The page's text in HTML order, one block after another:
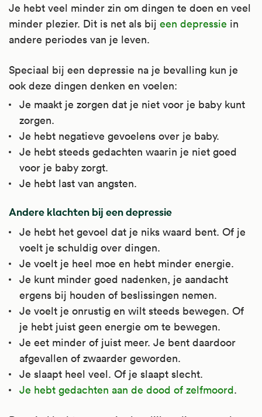
Je hebt veel minder zin om dingen te doen en veel
minder plezier. Dit is net als bij een depressie in
andere periodes van je leven.
Speciaal bij een depressie na je bevalling kun je
ook deze dingen denken en voelen:
Je maakt je zorgen dat je niet voor je baby kunt
zorgen.
Je hebt negatieve gevoelens over je baby.
Je hebt steeds gedachten waarin je niet goed
voor je baby zorgt.
Je hebt last van angsten.
Andere klachten bij een depressie
Je hebt het gevoel dat je niks waard bent. Of je
voelt je schuldig over dingen.
Je voelt je heel moe en hebt minder energie.
Je kunt minder goed nadenken, je aandacht
ergens bij houden of beslissingen nemen.
Je voelt je onrustig en wilt steeds bewegen. Of
je hebt juist geen energie om te bewegen.
Je eet minder of juist meer. Je bent daardoor
afgevallen of zwaarder geworden.
Je slaapt heel veel. Of je slaapt slecht.
Je hebt gedachten aan de dood of zelfmoord.